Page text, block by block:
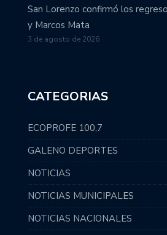
San Lorenzo confirmó los
y Marcos Mata
3 de agosto de 2026
CATEGORIAS
ECOPROFE 100,7
GALENO DEPORTES
NOTICIAS
NOTICIAS MUNICIPALES
NOTICIAS NACIONALES